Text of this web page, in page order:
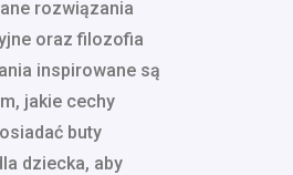
rozwiązania
oraz filozofia
inspirowane są
jakie cechy
buty
dziecka, aby